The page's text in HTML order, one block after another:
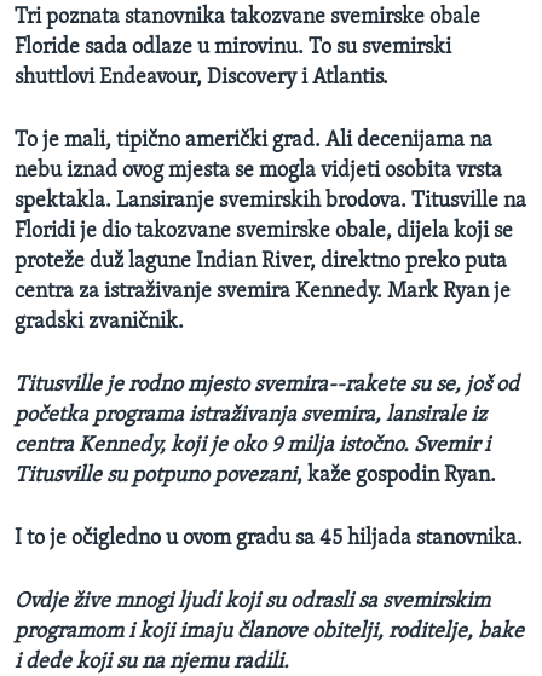
Tri poznata stanovnika takozvane svemirske obale
Floride sada odlaze u mirovinu. To su svemirski
shuttlovi Endeavour, Discovery i Atlantis.
To je mali, tipično američki grad. Ali decenijama na
nebu iznad ovog mjesta se mogla vidjeti osobita vrsta
spektakla. Lansiranje svemirskih brodova. Titusville na
Floridi je dio takozvane svemirske obale, dijela koji se
proteže duž lagune Indian River, direktno preko puta
centra za istraživanje svemira Kennedy. Mark Ryan je
gradski zvaničnik.
Titusville je rodno mjesto svemira--rakete su se, još od
početka programa istraživanja svemira, lansirale iz
centra Kennedy, koji je oko 9 milja istočno. Svemir i
Titusville su potpuno povezani, kaže gospodin Ryan.
I to je očigledno u ovom gradu sa 45 hiljada stanovnika.
Ovdje žive mnogi ljudi koji su odrasli sa svemirskim
programom i koji imaju članove obitelji, roditelje, bake
i dede koji su na njemu radili.